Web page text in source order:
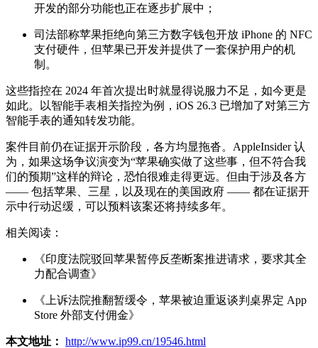
开发的部分功能也正在逐步扩展中；
司法部称苹果拒绝向第三方数字钱包开放 iPhone 的 NFC
支付硬件，但苹果已开发并提供了一套保护用户的机
制。
这些指控在 2024 年首次提出时就显得说服力不足，如今更是
如此。以智能手表相关指控为例，iOS 26.3 已增加了对第三方
智能手表的通知转发功能。
案件目前仍在证据开示阶段，各方均显拖沓。AppleInsider 认
为，如果这场争议演变为“苹果确实做了这些事，但不符合我
们的预期”这样的辩论，恐怕很难走得更远。但由于涉及各方
—— 包括苹果、三星，以及现在的美国政府 —— 都在证据开
示中行动迟缓，可以预料该案还将持续多年。
相关阅读：
《印度法院驳回苹果暂停反垄断案推进请求，要求其全
力配合调查》
《上诉法院推翻暂缓令，苹果被迫重返谈判桌界定 App
Store 外部支付佣金》
本文地址： http://www.ip99.cn/19546.html